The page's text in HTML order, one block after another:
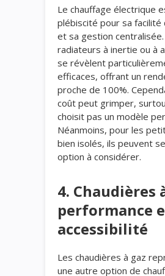
Le chauffage électrique
plébiscité pour sa facilité
et sa gestion
radiateurs à inertie ou à
se révèlent
efficaces, offrant un
proche de 100%.
coût peut grimper,
choisit pas un modèle
Néanmoins, pour les
bien isolés, ils peuvent
option à considérer.
4. Chaudières
performance
accessibilité
Les chaudières à gaz
une autre option de